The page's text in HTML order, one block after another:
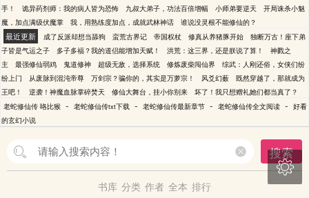
手！
诡异药剂师：我的病人皆为恐怖 九叔大弟子，功法百倍增幅 小师弟要逆天
开局诛杀小魅
魔，加点满级伏魔掌
我，用熟练度加点，成就武林神话 谁说没灵根不能修仙的？
最近更新 成了反派却想当舔狗 蛮荒古界记 帝国权杖 修真从养猪豚开始
独断万古！座下弟
子皆是气运之子
多子多福？我的道侣能增加天赋！ 洪荒：这三界，还是朕说了算！
神戮之
主
最强修仙弱鸡 鬼道修神 超级无敌，选择系统 修炼废柴闯仙界
综武：人刚还俗，女侠们纷
纷上门
从废脉到混沌帝尊 万剑宗？骗你的，其实是万萝宗！ 风爻幻薮
既然穿越了，那就成为
王吧！
逆袭！神魔血脉掌碎焚天 修仙大舞台，挂小你别来
坏了！我只想赠礼她们都当真了？
老蛇修仙传 咯比猴 - 老蛇修仙传txt下载 - 老蛇修仙传最新章节 - 老蛇修仙传全文阅读 - 好看
的玄幻小说
搜索
书库 分类 作者 全本 排行
